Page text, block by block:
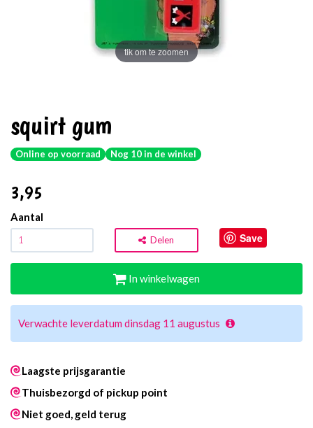
tik om te zoomen
squirt gum
Online op voorraad Nog 10 in de winkel
3,95
Aantal
Delen Save
In winkelwagen
Verwachte leverdatum dinsdag 11 augustus
Laagste prijsgarantie
Thuisbezorgd of pickup point
Niet goed, geld terug